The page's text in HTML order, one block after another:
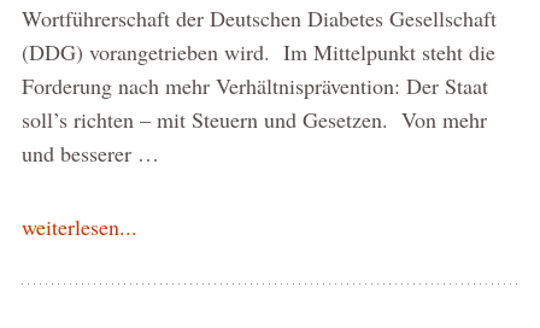
Wortführerschaft der Deutschen Diabetes Gesellschaft
(DDG) vorangetrieben wird. Im Mittelpunkt steht die
Forderung nach mehr Verhältnisprävention: Der Staat
soll’s richten – mit Steuern und Gesetzen. Von mehr
und besserer …
weiterlesen...